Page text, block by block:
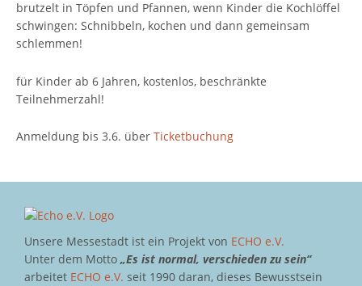
brutzelt in Töpfen und Pfannen, wenn Kinder die Kochlöffel
schwingen: Schnibbeln, kochen und dann gemeinsam
schlemmen!
für Kinder ab 6 Jahren, kostenlos, beschränkte
Teilnehmerzahl!
Anmeldung bis 3.6. über Ticketbuchung
Unsere Messestadt ist ein Projekt von ECHO e.V.
Unter dem Motto „Es ist normal, verschieden zu sein“
arbeitet ECHO e.V. seit 1990 daran, dieses Bewusstsein